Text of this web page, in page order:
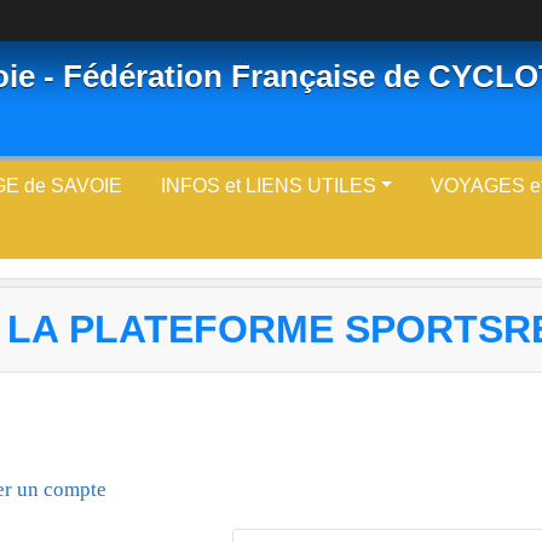
- Fédération Française de
de SAVOIE INFOS et LIENS UTILES VOYAGES
PLATEFORME
un compte